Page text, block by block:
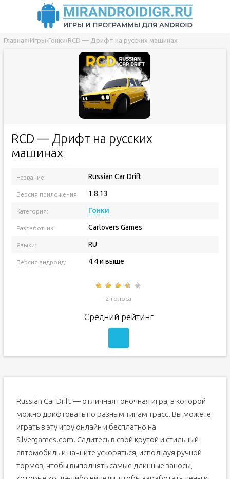
Главная›Игры›Гонки›RCD — Дрифт на русских машинах
RCD — Дрифт на русских
машинах
Название: Russian Car Drift
Версия приложения: 1.8.13
Категория: Гонки
Разработчик: Carlovers Games
Языки: RU
Версия андроид: 4.4 и выше
2 голоса
Средний рейтинг
Russian Car Drift — отличная гоночная игра, в которой
можно дрифтовать по разным типам трасс. Вы можете
играть в эту игру онлайн и бесплатно на
Silvergames.com. Садитесь в свой крутой и стильный
автомобиль и начните ускоряться, используя ручной
тормоз, чтобы выполнять самые длинные заносы,